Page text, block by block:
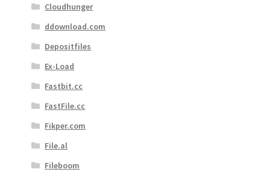
Cloudhunger
ddownload.com
Depositfiles
Ex-Load
Fastbit.cc
FastFile.cc
Fikper.com
File.al
Fileboom